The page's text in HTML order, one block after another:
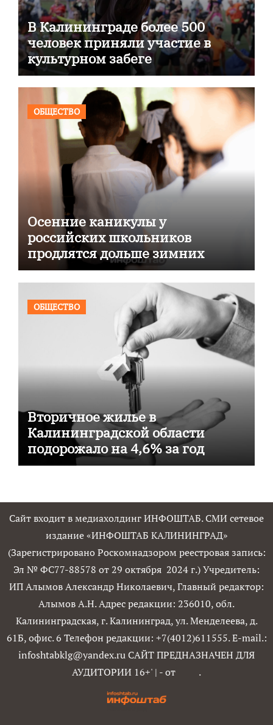
В Калининграде более 500
человек приняли участие в
культурном забеге
ОБЩЕСТВО
Осенние каникулы у
российских школьников
продлятся дольше зимних
ОБЩЕСТВО
Вторичное жилье в
Калининградской области
подорожало на 4,6% за год
Сайт входит в медиахолдинг ИНФОШТАБ. СМИ сетевое
издание «ИНФОШТАБ КАЛИНИНГРАД»
(Зарегистрировано Роскомнадзором реестровая запись:
Эл № ФС77-88578 от 29 октября 2024 г.) Учредитель:
ИП Алымов Александр Николаевич, Главный редактор:
Алымов А.Н. Адрес редакции: 236010, обл.
Калининградская, г. Калининград, ул. Менделеева, д.
61Б, офис. 6 Телефон редакции: +7(4012)611555. E-mail.:
infoshtabklg@yandex.ru САЙТ ПРЕДНАЗНАЧЕН ДЛЯ
АУДИТОРИИ 16+' | - от .